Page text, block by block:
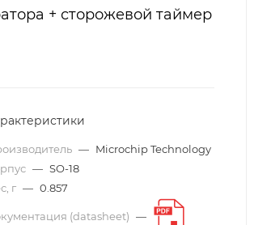
+ сторожевой таймер
— Microchip Technology
— SO-18
г — 0.857
(datasheet) —